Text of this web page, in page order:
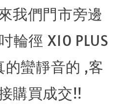
我們門市旁邊
輪徑 X10 PLUS
蠻靜音的 ,客
購買成交!!